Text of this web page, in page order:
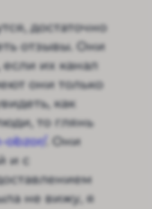
достаточно
отзывы. Они
их канал
они только
как
то глянь
obzor/ . Они
и с
не вижу, я